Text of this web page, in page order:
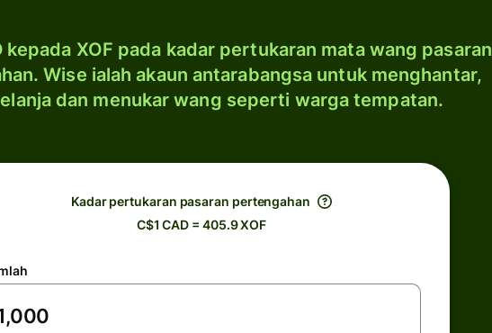
kepada XOF pada kadar pertukaran mata wang pasaran
Wise ialah akaun antarabangsa untuk menghantar,
dan menukar wang seperti warga tempatan.
Kadar pertukaran pasaran pertengahan
C$1 CAD = 405.9 XOF